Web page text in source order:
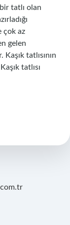
tatlı olan
çok az
gelen
tatlısının
tatlısı